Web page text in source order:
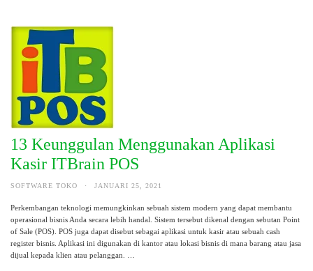
13 Keunggulan Menggunakan Aplikasi
Kasir ITBrain POS
SOFTWARE TOKO · JANUARI 25, 2021
Perkembangan teknologi memungkinkan sebuah sistem modern yang dapat membantu
operasional bisnis Anda secara lebih handal. Sistem tersebut dikenal dengan sebutan Point
of Sale (POS). POS juga dapat disebut sebagai aplikasi untuk kasir atau sebuah cash
register bisnis. Aplikasi ini digunakan di kantor atau lokasi bisnis di mana barang atau jasa
dijual kepada klien atau pelanggan. …